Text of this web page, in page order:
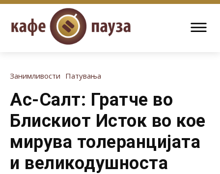
Занимливости Патувања
Ас-Салт: Гратче во
Блискиот Исток во кое
мирува толеранцијата
и великодушноста